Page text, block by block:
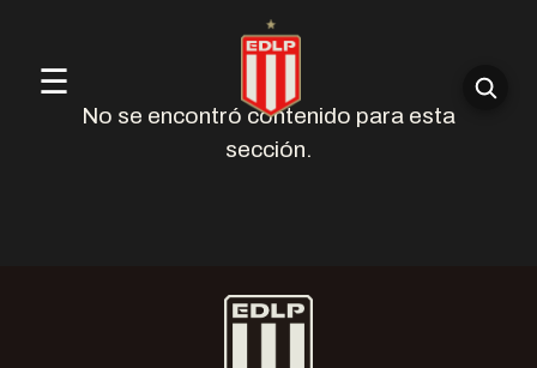
☰
No se encontró contenido para esta
sección.